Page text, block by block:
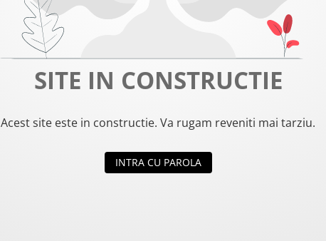
SITE IN CONSTRUCTIE
Acest site este in constructie. Va rugam reveniti mai tarziu.
INTRA CU PAROLA